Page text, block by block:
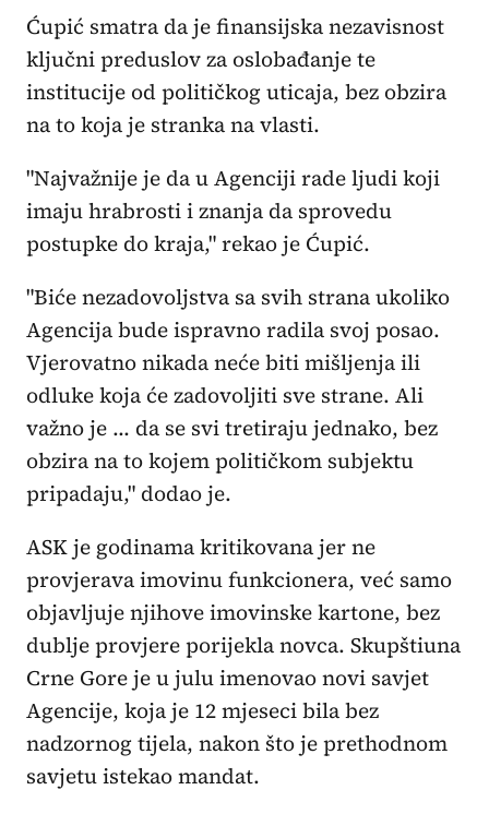
Ćupić smatra da je finansijska nezavisnost
ključni preduslov za oslobađanje te
institucije od političkog uticaja, bez obzira
na to koja je stranka na vlasti.
"Najvažnije je da u Agenciji rade ljudi koji
imaju hrabrosti i znanja da sprovedu
postupke do kraja," rekao je Ćupić.
"Biće nezadovoljstva sa svih strana ukoliko
Agencija bude ispravno radila svoj posao.
Vjerovatno nikada neće biti mišljenja ili
odluke koja će zadovoljiti sve strane. Ali
važno je … da se svi tretiraju jednako, bez
obzira na to kojem političkom subjektu
pripadaju," dodao je.
ASK je godinama kritikovana jer ne
provjerava imovinu funkcionera, već samo
objavljuje njihove imovinske kartone, bez
dublje provjere porijekla novca. Skupštiuna
Crne Gore je u julu imenovao novi savjet
Agencije, koja je 12 mjeseci bila bez
nadzornog tijela, nakon što je prethodnom
savjetu istekao mandat.